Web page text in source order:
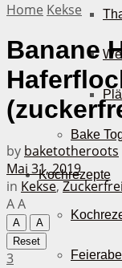
Bake
Kochrezepte
Home Kekse
Banane
by baketotheroots
Mai 31, 2019
in Kekse,
AA
A
A
Reset
3